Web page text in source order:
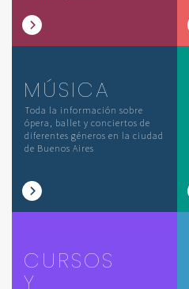
MÚSICA
Toda la información sobre
ópera, ballet y conciertos de
diferentes géneros en la ciudad
de Buenos Aires
CURSOS
Y